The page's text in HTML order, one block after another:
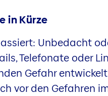
in Kürze
Unbedacht
Telefonate oder
Gefahr
vor den Gefahren